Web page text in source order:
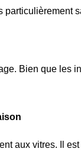
particulièrement
Bien que les
aux vitres. Il